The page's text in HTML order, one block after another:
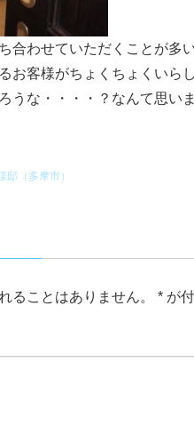
合わせていただくことが多
お客様がちょくちょくいら
うな・・・・？なんて思いま
（多摩市）
ることはありません。 * が